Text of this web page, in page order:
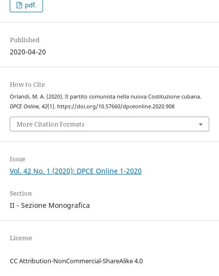
pdf.
Published
2020-04-20
How to Cite
Orlandi, M. A. (2020). Il partito comunista nella nuova Costituzione cubana.
DPCE Online, 42(1). https://doi.org/10.57660/dpceonline.2020.908
More Citation Formats
Issue
Vol. 42 No. 1 (2020): DPCE Online 1-2020
Section
II - Sezione Monografica
License
CC Attribution-NonCommercial-ShareAlike 4.0